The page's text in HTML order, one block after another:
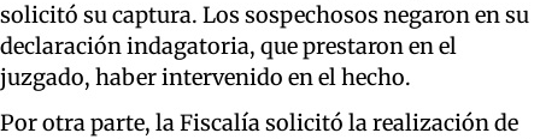
solicitó su captura. Los sospechosos negaron en su
declaración indagatoria, que prestaron en el
juzgado, haber intervenido en el hecho.
Por otra parte, la Fiscalía solicitó la realización de